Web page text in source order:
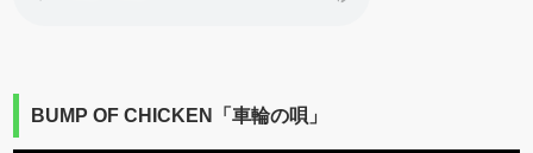
BUMP OF CHICKEN「車輪の唄」